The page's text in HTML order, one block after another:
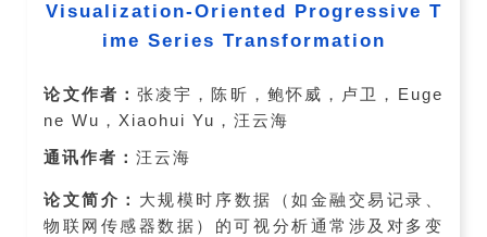
Visualization-Oriented Progressive T
ime Series Transformation
论文作者：张凌宇，陈昕，鲍怀威，卢卫，Euge
ne Wu，Xiaohui Yu，汪云海
通讯作者：汪云海
论文简介： 大规模时序数据（如金融交易记录、
物联网传感器数据）的可视分析通常涉及对多变